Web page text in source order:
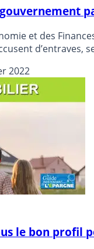
et des
d’entraves,
2022
le bon profil